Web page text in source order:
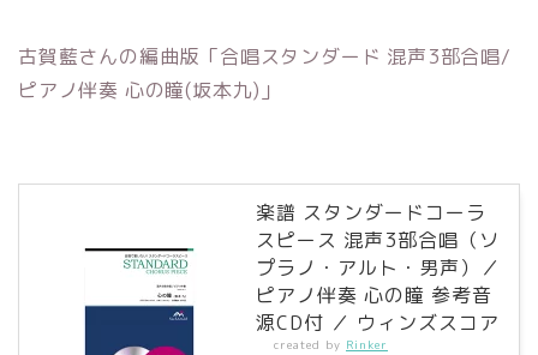
古賀藍さんの編曲版「合唱スタンダード 混声3部合唱/
ピアノ伴奏 心の瞳(坂本九)」
楽譜 スタンダードコーラ
スピース 混声3部合唱（ソ
プラノ・アルト・男声）／
ピアノ伴奏 心の瞳 参考音
源CD付 ／ ウィンズスコア
created by Rinker